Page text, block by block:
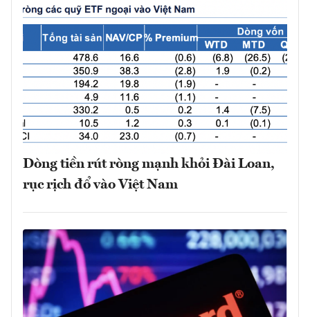
Dòng tiền rút ròng mạnh khỏi Đài Loan,
rục rịch đổ vào Việt Nam